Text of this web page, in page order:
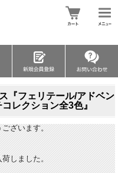
『フェリテール/アドベン
レクション全3色』
ございます。
荷しました。